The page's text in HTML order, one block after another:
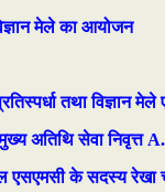
मेले का आयोजन
तथा विज्ञान
सेवा निवृत्त
एसएमसी के सदस्य